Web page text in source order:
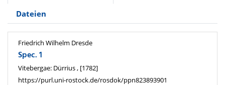
Dateien
Friedrich Wilhelm Dresde
Spec. 1
Vitebergae: Dürrius , [1782]
https://purl.uni-rostock.de/rosdok/ppn823893901